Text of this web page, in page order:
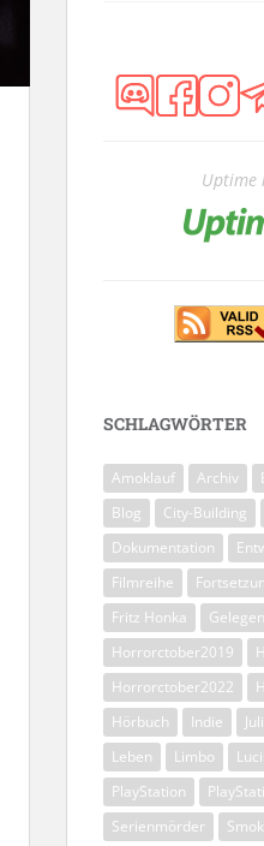
Uptime
SCHLAGWÖRTER
Amoklauf Archiv
Blog
City-Building
Dokumentation
Filmreihe
Fritz Honka
Horrorctober2019
Horrorctober2022
Hörbuch
Indie
Leben
Limbo
PlayStation
Serienmörder